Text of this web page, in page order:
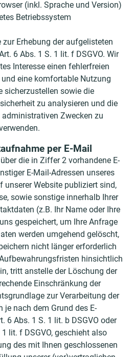
(inkl. Sprache und Version)
Betriebssystem
zur Erhebung der aufgelisteten
6 Abs. 1 S. 1 lit. f DSGVO. Wir
Interesse einen fehlerfreien
eine komfortable Nutzung
sicherzustellen sowie die
zu analysieren und die
administrativen Zwecken zu
per E-Mail
die in Ziffer 2 vorhandene E-
E-Mail-Adressen unseres
unserer Website publiziert sind,
sowie sonstige innerhalb Ihrer
(z.B. Ihr Name oder Ihre
gespeichert, um Ihre Anfrage
werden umgehend gelöscht,
nicht länger erforderlich
hinsichtlich
tritt anstelle der Löschung der
Einschränkung der
zur Verarbeitung der
je nach dem Grund des E-
6 Abs. 1 S. 1 lit. b DSGVO oder
lit. f DSGVO, geschieht also
des mit Ihnen geschlossenen